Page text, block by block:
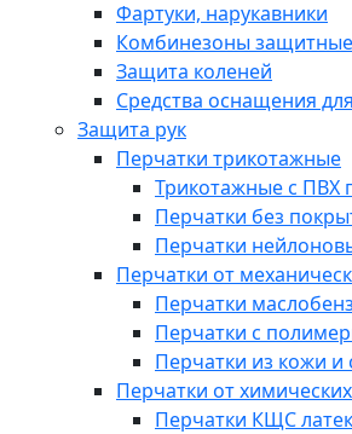
Фартуки, нарукавники
Комбинезоны защитные
Защита коленей
Средства оснащения
Защита рук
Перчатки трикотажные
Трикотажные с ПВХ
Перчатки без
Перчатки
Перчатки от
Перчатки
Перчатки с
Перчатки из кожи и
Перчатки от
Перчатки КЩС